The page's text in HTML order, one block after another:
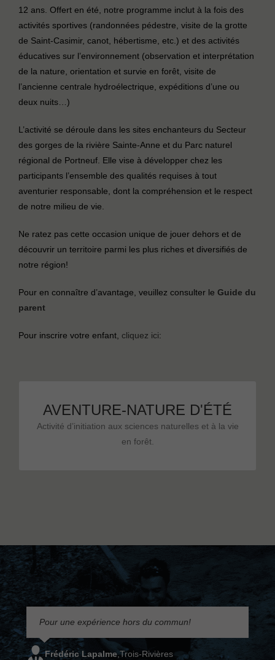
12 ans. Offert en été, notre programme inclut à la fois des
activités sportives (randonnées pédestre, visite de la grotte
de Saint-Casimir, canot, hébertisme, etc.) et des activités
éducatives sur l’environnement (observation et interprétation
de la nature, orientation et survie en forêt, visite de
l’ancienne centrale hydroélectrique, expéditions d’une ou
deux nuits…)
L’activité se déroule dans les sites enchanteurs du Secteur
des gorges de la rivière Sainte-Anne et du Parc naturel
régional de Portneuf. Elle vise à développer chez les
participants l’ensemble des qualités requises à tout
aventurier responsable, dont la compréhension et le respect
de notre milieu de vie.
Ne ratez pas cette occasion unique de jouer dehors et de
découvrir un territoire parmi les plus riches et diversifiés de
notre région!
Pour en connaître d’avantage, veuillez consulter le Guide du
parent
Pour inscrire votre enfant, cliquez ici:
AVENTURE-NATURE D'ÉTÉ
Activité d’initiation aux sciences naturelles et à la vie
en forêt.
Activités en juillet et août
Cliquez ici pour plus d’informations
Pour une expérience hors du commun!
Frédéric Lapalme,Trois-Rivières